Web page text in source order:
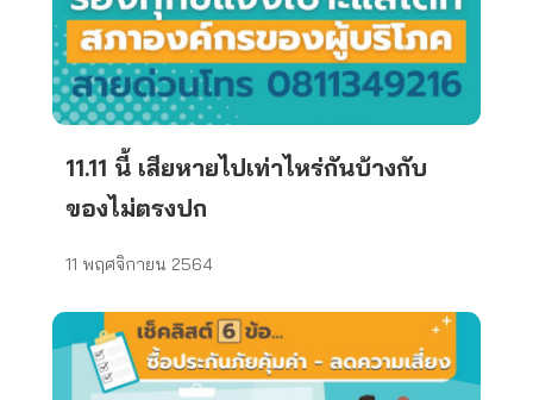
11.11 นี้ เสียหายไปเท่าไหร่กันบ้างกับ
ของไม่ตรงปก
11 พฤศจิกายน 2564